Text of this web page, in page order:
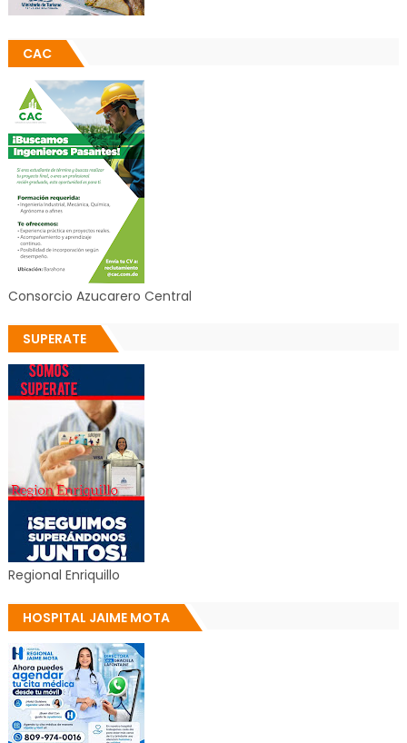
CAC
Consorcio Azucarero Central
SUPERATE
Regional Enriquillo
HOSPITAL JAIME MOTA